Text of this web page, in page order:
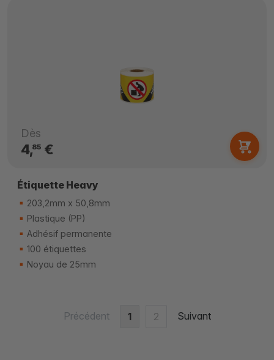
Dès
4,85€
Étiquette Heavy
203,2mm x 50,8mm
Plastique (PP)
Adhésif permanente
100 étiquettes
Noyau de 25mm
Précédent 1 2 Suivant